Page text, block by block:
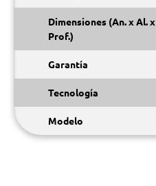
Dimensiones (An. x Al. x
Prof.)
Garantía
Tecnología
Modelo